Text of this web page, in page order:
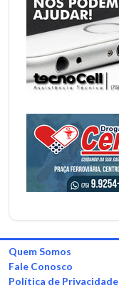
Quem Somos
Fale Conosco
Política de Privacidade